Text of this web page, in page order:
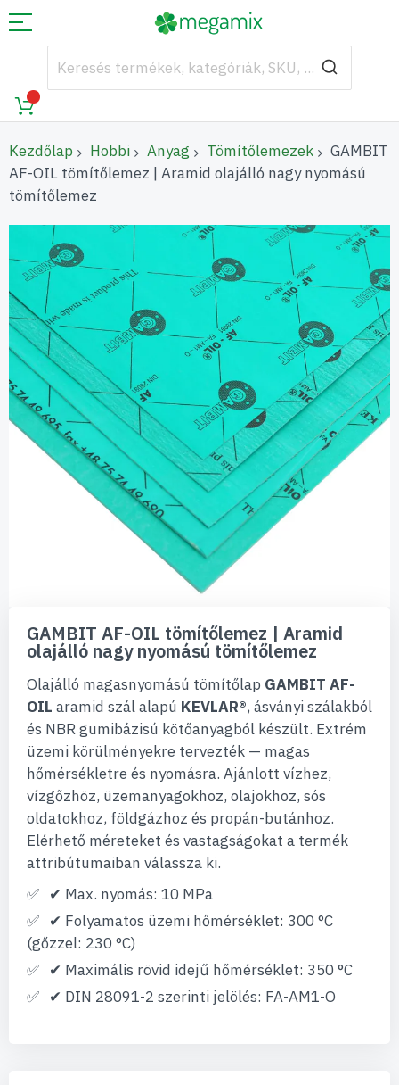
Kezdőlap Hobbi Anyag Tömítőlemezek
GAMBIT
AF-OIL tömítőlemez | Aramid olajálló nagy nyomású
tömítőlemez
képgaléria
végére
képgaléria
elejére
GAMBIT AF-OIL tömítőlemez | Aramid
olajálló nagy nyomású tömítőlemez
Olajálló magasnyomású tömítőlap GAMBIT AF-
OIL aramid szál alapú KEVLAR®, ásványi szálakból
és NBR gumibázisú kötőanyagból készült. Extrém
üzemi körülményekre tervezték — magas
hőmérsékletre és nyomásra. Ajánlott vízhez,
vízgőzhöz, üzemanyagokhoz, olajokhoz, sós
oldatokhoz, földgázhoz és propán-butánhoz.
Elérhető méreteket és vastagságokat a termék
attribútumaiban válassza ki.
✔ Max. nyomás: 10 MPa
✔ Folyamatos üzemi hőmérséklet: 300 °C
(gőzzel: 230 °C)
✔ Maximális rövid idejű hőmérséklet: 350 °C
✔ DIN 28091-2 szerinti jelölés: FA-AM1-O